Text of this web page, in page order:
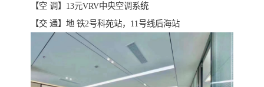
【空 调】13元VRV中央空调系统
【交 通】地 铁2号科苑站，11号线后海站